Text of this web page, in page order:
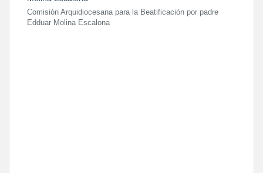
Comisión Arquidiocesana para la Beatificación por padre
Edduar Molina Escalona